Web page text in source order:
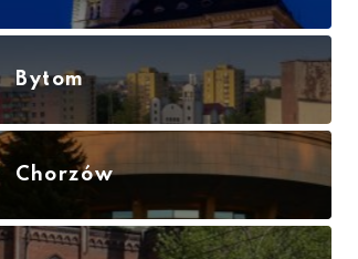
Bytom
Chorzów